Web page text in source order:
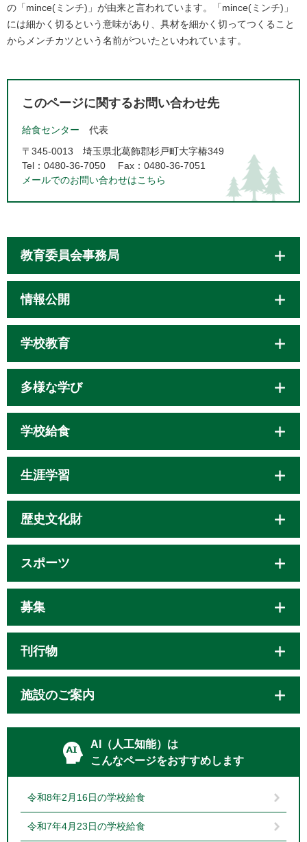
の「mince(ミンチ)」が由来と言われています。「mince(ミンチ)」
には細かく切るという意味があり、具材を細かく切ってつくること
からメンチカツという名前がついたといわれています。​
このページに関するお問い合わせ先
給食センター
代表
〒345-0013
埼玉県北葛飾郡杉戸町大字椿349
Tel：0480-36-7050
Fax：0480-36-7051
メールでのお問い合わせはこちら
教育委員会事務局
情報公開
学校教育
多様な学び
学校給食
生涯学習
歴史文化財
スポーツ
募集
刊行物
施設のご案内
AI（人工知能）は
こんなページをおすすめします
令和8年2月16日の学校給食
令和7年4月23日の学校給食